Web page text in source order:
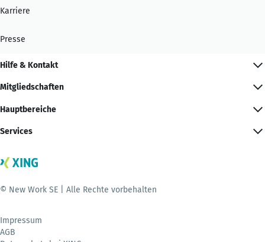
Karriere
Presse
Hilfe & Kontakt
Mitgliedschaften
Hauptbereiche
Services
© New Work SE | Alle Rechte vorbehalten
Impressum
AGB